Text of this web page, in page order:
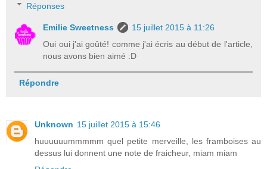
Réponses
Emilie Sweetness
15 juillet 2015 à 11:26
Oui oui j'ai goûté! comme j'ai écris au début de l'article,
nous avons bien aimé :D
Répondre
Unknown 15 juillet 2015 à 15:46
huuuuuummmmm quel petite merveille, les framboises au
dessus lui donnent une note de fraicheur, miam miam